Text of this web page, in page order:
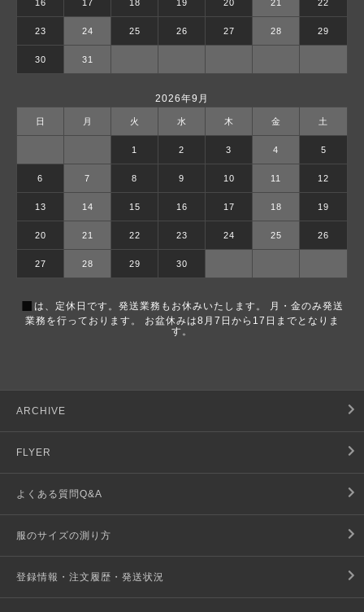
16 17 18 19 20 21 22
23 24 25 26 27 28 29
30 31
2026年9月
日 月 火 水 木 金 土
1 2 3 4 5
6 7 8 9 10 11 12
13 14 15 16 17 18 19
20 21 22 23 24 25 26
27 28 29 30
■ は、定休日です。発送業務もお休みいたします。 月・金のみ発送
業務を行っております。 お盆休みは8月7日から17日までとなりま
す。
ARCHIVE
FLYER
よくある質問Q&A
服のサイズの測り方
登録情報・注文履歴・発送状況